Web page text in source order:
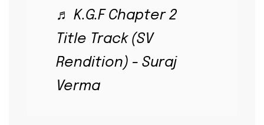
♬ K.G.F Chapter 2
Title Track (SV
Rendition) - Suraj
Verma